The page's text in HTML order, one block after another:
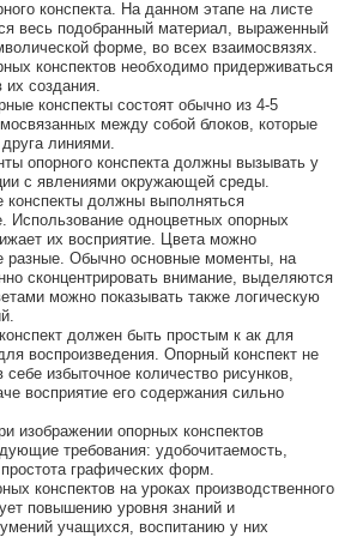
конспекта. На данном этапе на листе
весь подобранный материал, выраженный
форме, во всех взаимосвязях.
конспектов необходимо придерживаться
их создания.
конспекты состоят обычно из 4-5
между собой блоков, которые
линиями.
опорного конспекта должны вызывать у
с явлениями окружающей среды.
конспекты должны выполняться
Использование одноцветных опорных
их восприятие. Цвета можно
разные. Обычно основные моменты, на
сконцентрировать внимание, выделяются
можно показывать также логическую
должен быть простым к ак для
воспроизведения. Опорный конспект не
избыточное количество рисунков,
восприятие его содержания сильно
изображении опорных конспектов
требования: удобочитаемость,
графических форм.
конспектов на уроках производственного
повышению уровня знаний и
учащихся, воспитанию у них